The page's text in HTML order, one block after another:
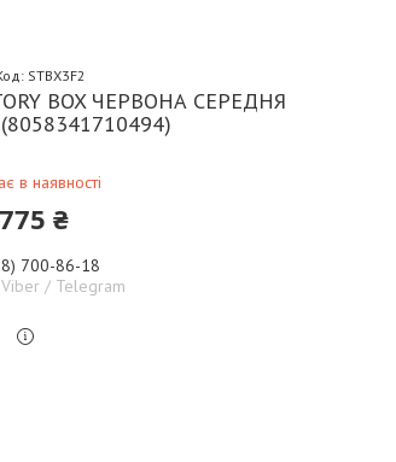
BOX ЧЕРВОНА СЕРЕДНЯ
в наявності
STBX3F2
775 ₴
700-86-18
/ Telegram